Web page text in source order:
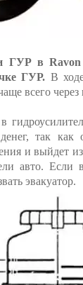
ГУР в
ГУР. В
всего
так как
и выйдет
авто.
эвакуатор.